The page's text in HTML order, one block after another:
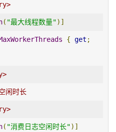
( "最大线程数量")]
{ get ;
闲时长
( "消费日志空闲时长")]